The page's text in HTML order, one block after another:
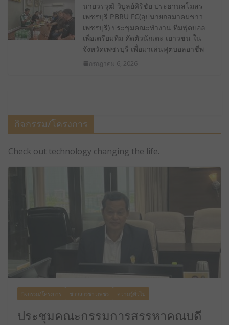
นายวรวุฒิ วิบูลย์ศิริชัย ประธานสโมสร
เพชรบุรี PBRU FC(อุปนายกสมาคมชาว
เพชรบุรี) ประชุมคณะทํางาน ทีมฟุตบอล
เพื่อเตรียมทีม คัดตัวนักเตะ เยาวชน ใน
จังหวัดเพชรบุรี เพื่อมาเล่นฟุตบอลอาชีพ
กรกฎาคม 6, 2026
กิจกรรม/โครงการ
Check out technology changing the life.
กิจกรรม/โครงการ ข่าวสารชาวเพชร ความรู้ทั่วไป
ประชุมคณะกรรมการสรรหาคณบดี